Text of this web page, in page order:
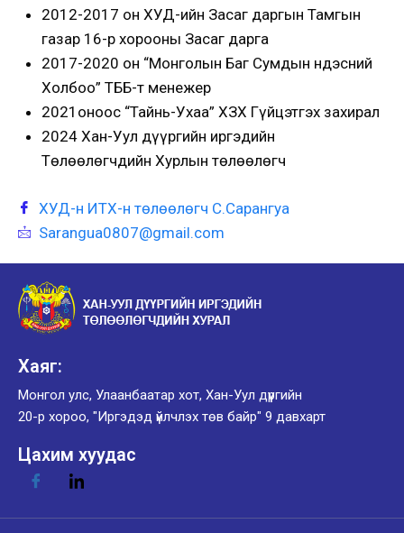
2012-2017 он ХУД-ийн Засаг даргын Тамгын
газар 16-р хорооны Засаг дарга
2017-2020 он “Монголын Баг Сумдын Үндэсний
Холбоо” ТББ-т менежер
2021оноос “Тайнь-Ухаа” ХЗХ Гүйцэтгэх захирал
2024 Хан-Уул дүүргийн иргэдийн
Төлөөлөгчдийн Хурлын төлөөлөгч
ХУД-н ИТХ-н төлөөлөгч С.Сарангуа
Sarangua0807@gmail.com
Хаяг:
Монгол улс, Улаанбаатар хот, Хан-Уул дүүргийн
20-р хороо, "Иргэдэд үйлчлэх төв байр" 9 давхарт
Цахим хуудас